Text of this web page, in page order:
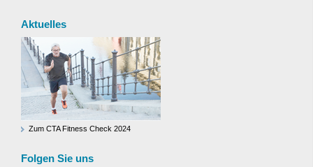
Aktuelles
Zum CTA Fitness Check 2024
Folgen Sie uns